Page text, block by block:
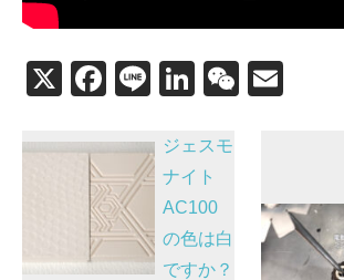
X
F
c
e
b
o
Li
e
Li
k
e
dI
n
W
at
投
ビ
ジェスモ
ナイト
AC100
の色は白
ですか？